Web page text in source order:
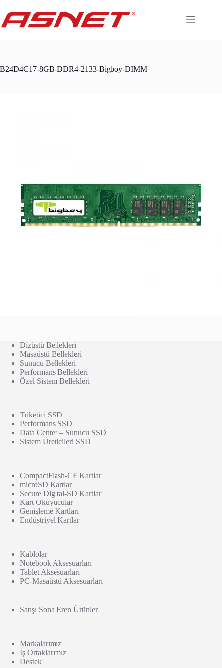
content
B24D4C17-8GB-DDR4-2133-Bigboy-DIMM
Dizüstü Bellekleri
Masaüstü Bellekleri
Sunucu Bellekleri
Performans Bellekleri
Özel Sistem Bellekleri
Tüketici SSD
Performans SSD
Data Center – Sunucu SSD
Sistem Üreticileri SSD
CompactFlash-CF Kartlar
microSD Kartlar
Secure Digital-SD Kartlar
Kart Okuyucular
Genişleme Kartları
Endüstriyel Kartlar
Kablolar
Notebook Aksesuarları
Tablet Aksesuarları
PC-Masaüstü Aksesuarları
Satışı Sona Eren Ürünler
Markalarımız
İş Ortaklarımız
Destek